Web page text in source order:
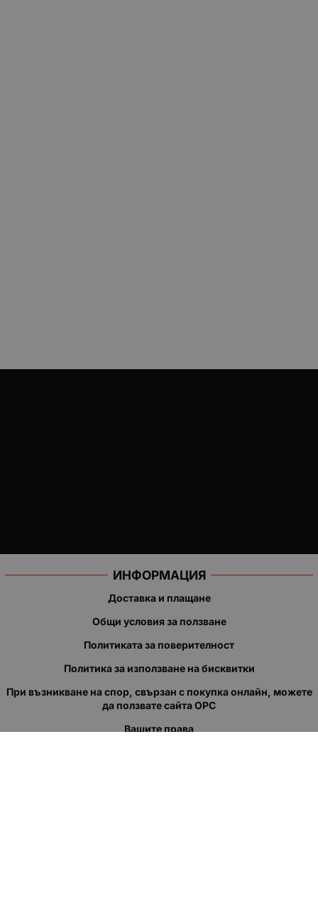
ИНФОРМАЦИЯ
Доставка и плащане
Общи условия за ползване
Политиката за поверителност
Политика за използване на бисквитки
При възникване на спор, свързан с покупка онлайн, можете
да ползвате сайта ОРС
Вашите права